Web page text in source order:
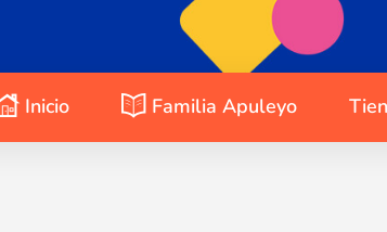
Inicio Familia Apuleyo